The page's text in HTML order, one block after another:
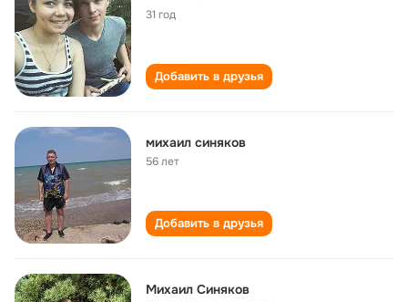
31 год
Добавить в друзья
михаил синяков
56 лет
Добавить в друзья
Михаил Синяков